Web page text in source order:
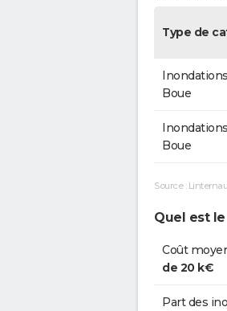
Type de
Boue
Boue
Source :
Quel est
Coût
de 20 k€
Part des